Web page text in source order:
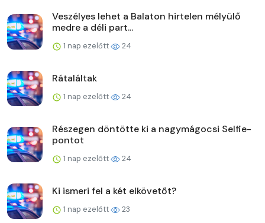
Veszélyes lehet a Balaton hirtelen mélyülő
medre a déli part...
1 nap ezelőtt 24
Rátaláltak
1 nap ezelőtt 24
Részegen döntötte ki a nagymágocsi Selfie-
pontot
1 nap ezelőtt 24
Ki ismeri fel a két elkövetőt?
1 nap ezelőtt 23